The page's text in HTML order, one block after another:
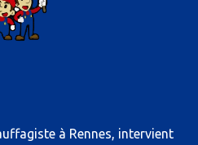
à Rennes, intervient